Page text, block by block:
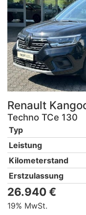
Renault
Techno TCe 130
Typ
Leistung
Kilometerstand
Erstzulassung
26.940 €
19% MwSt.